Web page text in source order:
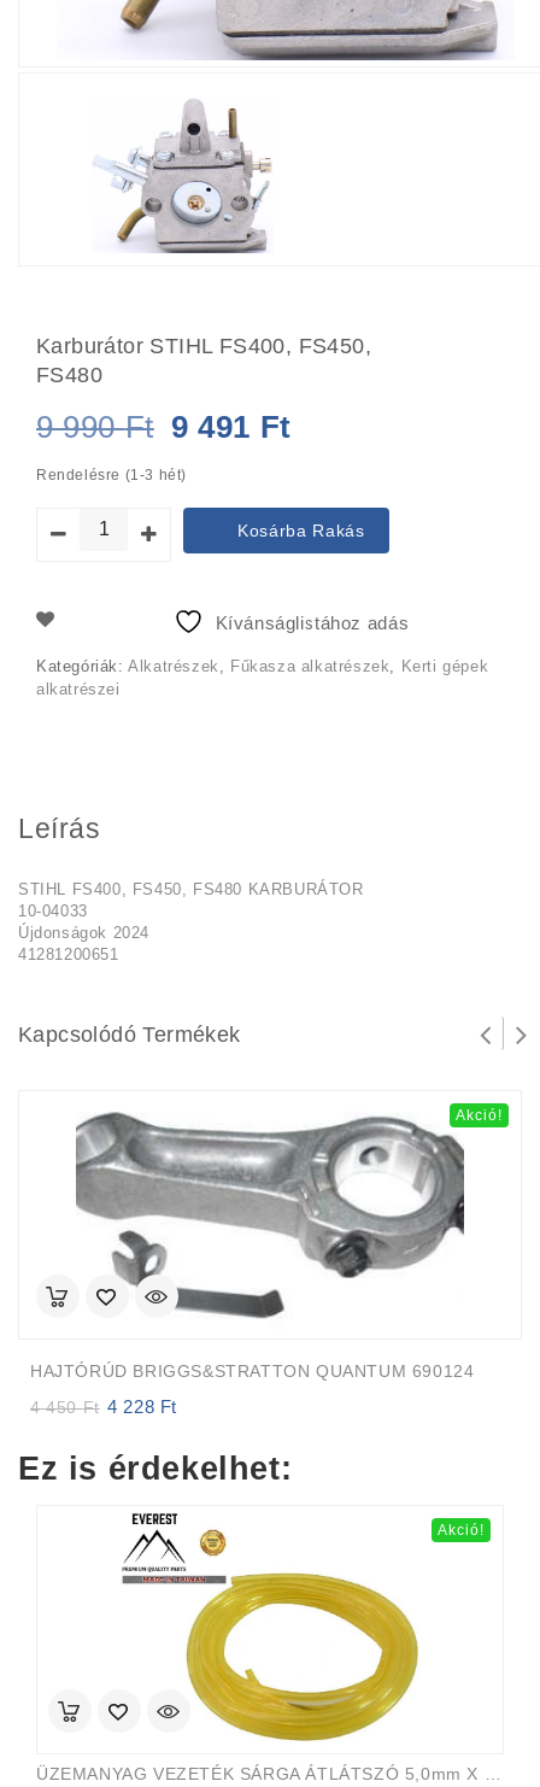
Karburátor STIHL FS400, FS450,
FS480
9 990Ft Original
price
was:
990 Ft.
9 491 Ft
is:
9
Rendelésre (1-3 hét)
Kosárba Rakás
Kívánságlistához adás
Kategóriák:Alkatrészek Fűkasza alkatrészek
Kerti gépek
alkatrészei
Leírás
STIHL FS400, FS450, FS480 KARBURÁTOR
10-04033
Újdonságok 2024
41281200651
Kapcsolódó Termékek
Akció!
HAJTÓRÚD BRIGGS&STRATTON QUANTUM 690124
4 450Ft Original
4
4 228 Ft
4
Ez is érdekelhet:
Akció!